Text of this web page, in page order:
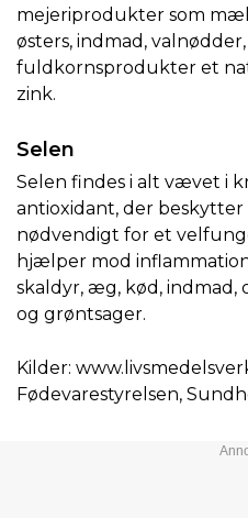
mejeriprodukter som
østers, indmad,
fuldkornsprodukter et
zink.
Selen
Selen findes i alt vævet i
antioxidant, der
nødvendigt for et
hjælper mod
skaldyr, æg, kød, indmad,
og grøntsager.
Kilder:
Fødevarestyrelsen,